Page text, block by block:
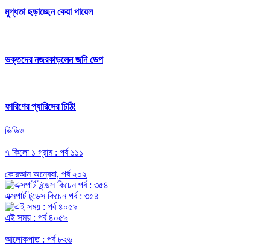
মুগ্ধতা ছড়াচ্ছেন কেয়া পায়েল
ভক্তদের নজরকাড়লেন জনি ডেপ
ফারিণের প্যারিসের চিঠি!
ভিডিও
৭ কিলো ১ গ্রাম : পর্ব ১১১
কোরআন অন্বেষা, পর্ব ২০২
এক্সপার্ট টুডেস কিচেন পর্ব : ৩৫৪
এই সময় : পর্ব ৪০৫৯
আলোকপাত : পর্ব ৮২৬